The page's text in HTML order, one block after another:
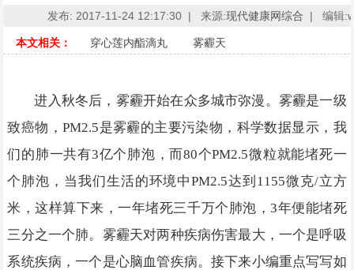
发布: 2017-11-24 12:17:30 | 来源:现代健康网综合 | 编辑
本文相关： 穿心莲内酯滴丸 雾霾天
进入秋冬后，雾霾开始在众多城市弥漫。雾霾是一级
致癌物，PM2.5是雾霾的主要污染物，科学数据显示，我
们的肺一共有3亿个肺泡，而80个PM2.5微粒就能堵死一
个肺泡，当我们生活的环境中PM2.5达到1155微克/立方
米，这样算下来，一年堵死三千万个肺泡，3年便能堵死
三分之一个肺。雾霾天对两种疾病伤害最大，一个是呼吸
系统疾病，一个是心脑血管疾病。接下来小编重点写写如